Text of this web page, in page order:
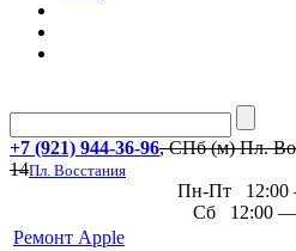
+7 (921) 944-36-96, СПб (м) Пл.
14Пл. Восстания
Пн-Пт 12:00
Сб 12:00 —
Ремонт Apple